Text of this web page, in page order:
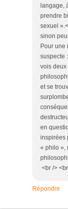
langage,
prendre
sexuel
sinon
Pour une
suspecte
vois deux
et se
en
inspirées
« philo »,
<br />
Répondre